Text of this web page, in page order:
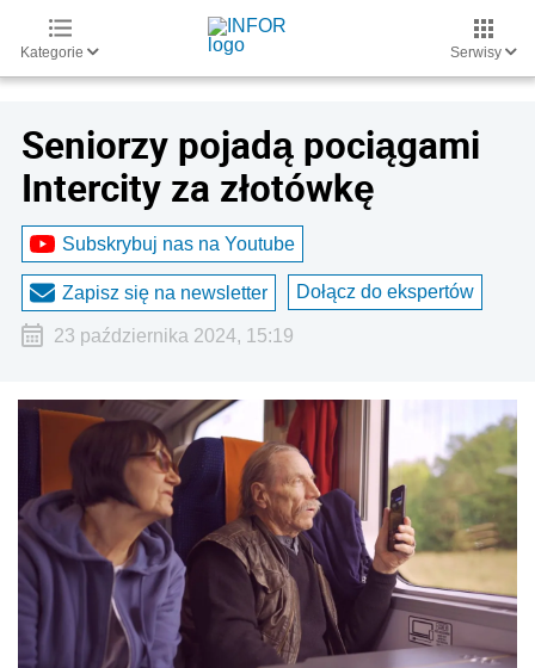
Kategorie Serwisy
Seniorzy pojadą pociągami
Intercity za złotówkę
Subskrybuj nas na Youtube
Zapisz się na newsletter Dołącz do ekspertów
23 października 2024, 15:19